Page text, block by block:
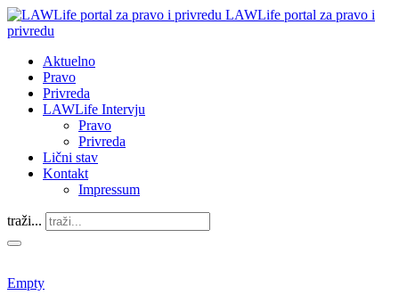
LAWLife portal za pravo i
privredu
Aktuelno
Pravo
Privreda
LAWLife Intervju
Pravo
Privreda
Lični stav
Kontakt
Impressum
traži...
Empty